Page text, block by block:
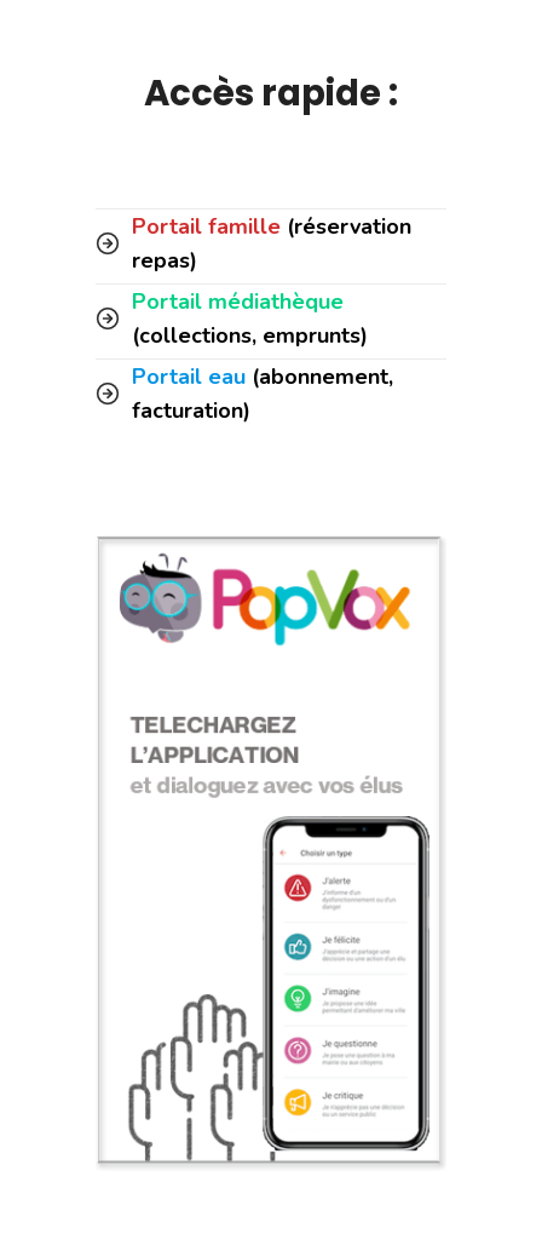
Accès rapide :
Portail famille (réservation
repas)
Portail médiathèque
(collections, emprunts)
Portail eau (abonnement,
facturation)